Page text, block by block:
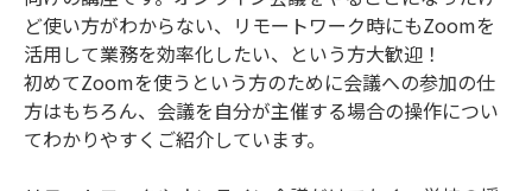
ど使い方がわからない、リモートワーク時にもZoomを
活用して業務を効率化したい、という方大歓迎！
初めてZoomを使うという方のために会議への参加の仕
方はもちろん、会議を自分が主催する場合の操作につい
てわかりやすくご紹介しています。